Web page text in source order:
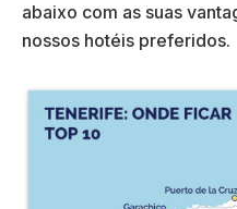
abaixo com as suas
nossos hotéis preferidos.